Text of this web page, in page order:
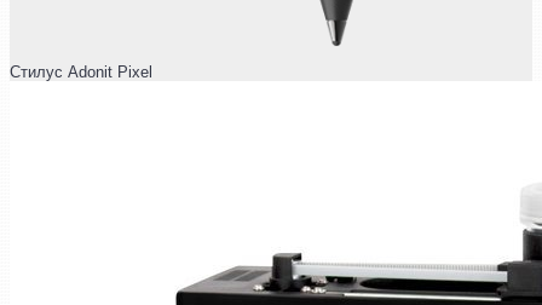
Стилус Adonit Pixel